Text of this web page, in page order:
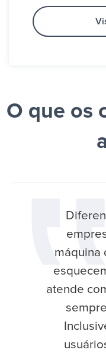
O que os
máquina
atende